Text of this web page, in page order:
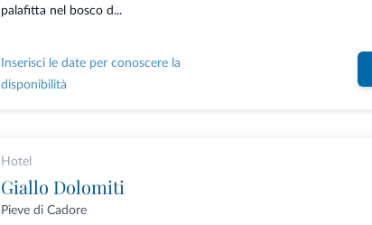
palafitta nel bosco d...
Inserisci le date per conoscere la
disponibilità
Hotel
Giallo Dolomiti
Pieve di Cadore